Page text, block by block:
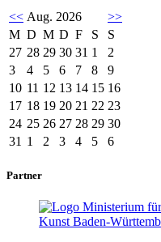
<< Aug. 2026
>>
M D M D F S
S
27 28 29 30 31 1
2
3
4 5 6 7 8
9
10 11 12 13 14 15 16
17 18 19 20 21 22 23
24 25 26 27 28 29 30
31 1 2 3 4 5 6
Partner